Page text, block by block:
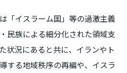
「イスラーム国」等の過激主義
民族による細分化された領域支
状況にあると共に、イランやト
する地域秩序の再編や、イスラ